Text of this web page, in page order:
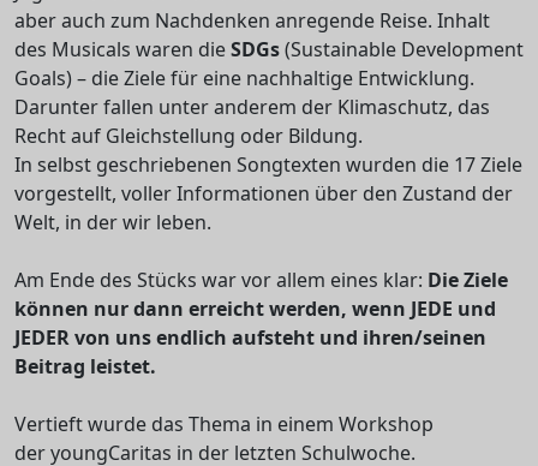
aber auch zum Nachdenken anregende Reise. Inhalt
des Musicals waren dieSDGs(Sustainable Development
Goals) – die Ziele für eine nachhaltige Entwicklung.
Darunter fallen unter anderem der Klimaschutz, das
Recht auf Gleichstellung oder Bildung.
In selbst geschriebenen Songtexten wurden die 17 Ziele
vorgestellt, voller Informationen über den Zustand der
Welt, in der wir leben.
Am Ende des Stücks war vor allem eines klar: Die Ziele
können nur dann erreicht werden, wenn JEDE und
JEDER von uns endlich aufsteht und ihren/seinen
Beitrag leistet.
Vertieft wurde das Thema in einem Workshop
der youngCaritas in der letzten Schulwoche.